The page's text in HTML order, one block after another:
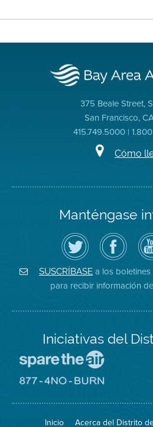
375 Beale Street,
San Francisco,
415.749.5000 |
Cómo
Manténgase
Siga
el
Distrito
de
Aire
en
Twitter
Visite
la
página
de
Facebook
del
Distrito
SUSCRÍBASE a los
para recibir información
Iniciativas del
Spare
Air
sitio
8774
Inicio Acerca del Distrito